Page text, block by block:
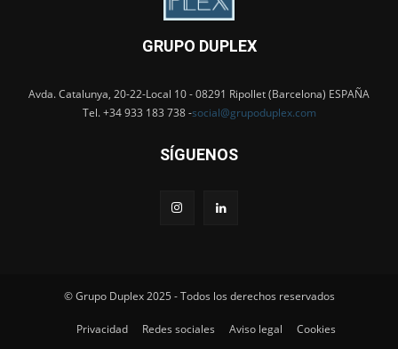
GRUPO DUPLEX
Avda. Catalunya, 20-22-Local 10 - 08291 Ripollet (Barcelona) ESPAÑA
Tel. +34 933 183 738 -social@grupoduplex.com
SÍGUENOS
© Grupo Duplex 2025 - Todos los derechos reservados
Privacidad Redes sociales Aviso legal Cookies